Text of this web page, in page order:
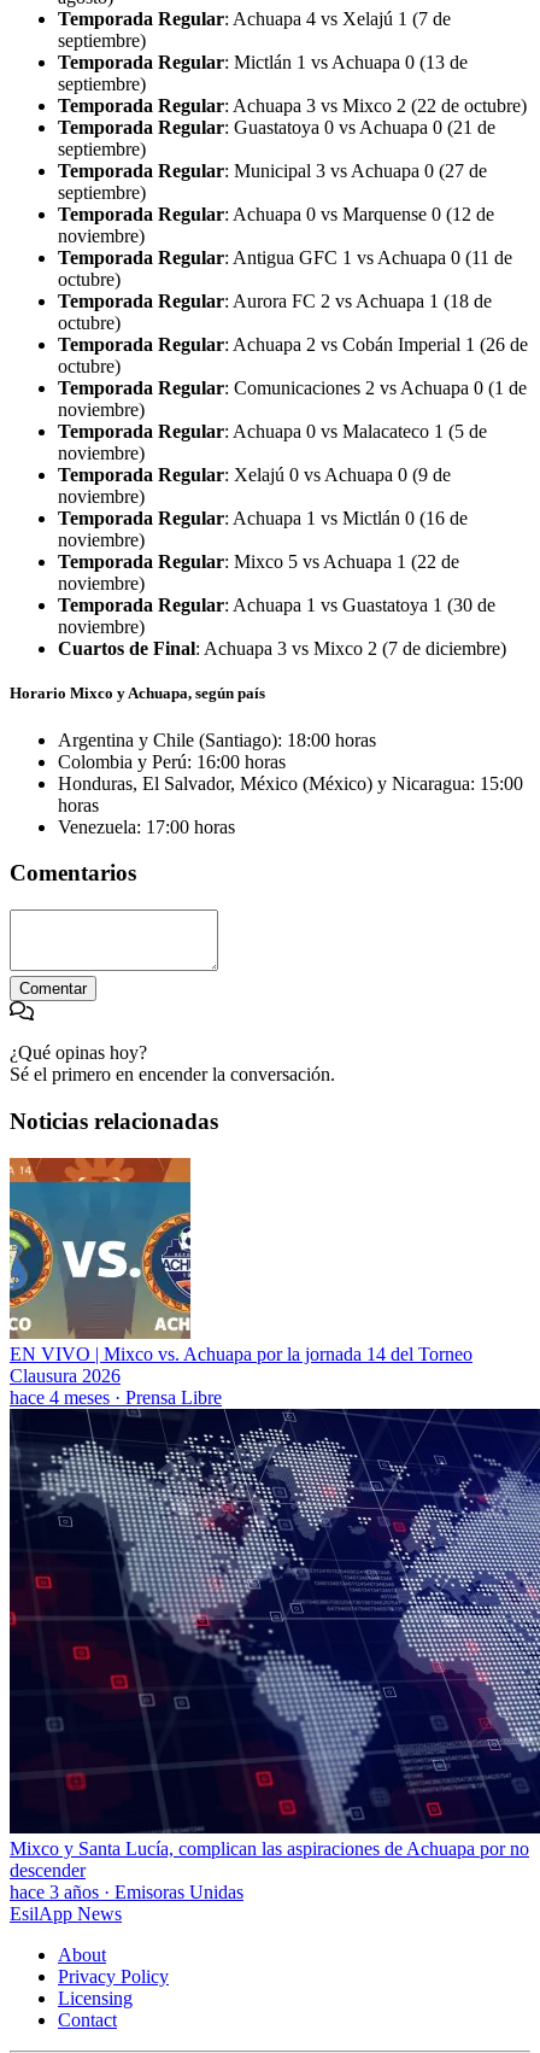
Temporada Regular: Achuapa 4 vs Xelajú 1 (7 de
septiembre)
Temporada Regular: Mictlán 1 vs Achuapa 0 (13 de
septiembre)
Temporada Regular: Achuapa 3 vs Mixco 2 (22 de octubre)
Temporada Regular: Guastatoya 0 vs Achuapa 0 (21 de
septiembre)
Temporada Regular: Municipal 3 vs Achuapa 0 (27 de
septiembre)
Temporada Regular: Achuapa 0 vs Marquense 0 (12 de
noviembre)
Temporada Regular: Antigua GFC 1 vs Achuapa 0 (11 de
octubre)
Temporada Regular: Aurora FC 2 vs Achuapa 1 (18 de
octubre)
Temporada Regular: Achuapa 2 vs Cobán Imperial 1 (26 de
octubre)
Temporada Regular: Comunicaciones 2 vs Achuapa 0 (1 de
noviembre)
Temporada Regular: Achuapa 0 vs Malacateco 1 (5 de
noviembre)
Temporada Regular: Xelajú 0 vs Achuapa 0 (9 de
noviembre)
Temporada Regular: Achuapa 1 vs Mictlán 0 (16 de
noviembre)
Temporada Regular: Mixco 5 vs Achuapa 1 (22 de
noviembre)
Temporada Regular: Achuapa 1 vs Guastatoya 1 (30 de
noviembre)
Cuartos de Final: Achuapa 3 vs Mixco 2 (7 de diciembre)
Horario Mixco y Achuapa, según país
Argentina y Chile (Santiago): 18:00 horas
Colombia y Perú: 16:00 horas
Honduras, El Salvador, México (México) y Nicaragua: 15:00
horas
Venezuela: 17:00 horas
Comentarios
Comentar
¿Qué opinas hoy?
Sé el primero en encender la conversación.
Noticias relacionadas
EN VIVO | Mixco vs. Achuapa por la jornada 14 del Torneo
Clausura 2026
hace 4 meses · Prensa Libre
Mixco y Santa Lucía, complican las aspiraciones de Achuapa por no
descender
hace 3 años · Emisoras Unidas
EsilApp News
About
Privacy Policy
Licensing
Contact